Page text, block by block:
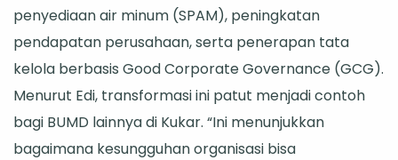
penyediaan air minum (SPAM), peningkatan
pendapatan perusahaan, serta penerapan tata
kelola berbasis Good Corporate Governance (GCG).
Menurut Edi, transformasi ini patut menjadi contoh
bagi BUMD lainnya di Kukar. “Ini menunjukkan
bagaimana kesungguhan organisasi bisa